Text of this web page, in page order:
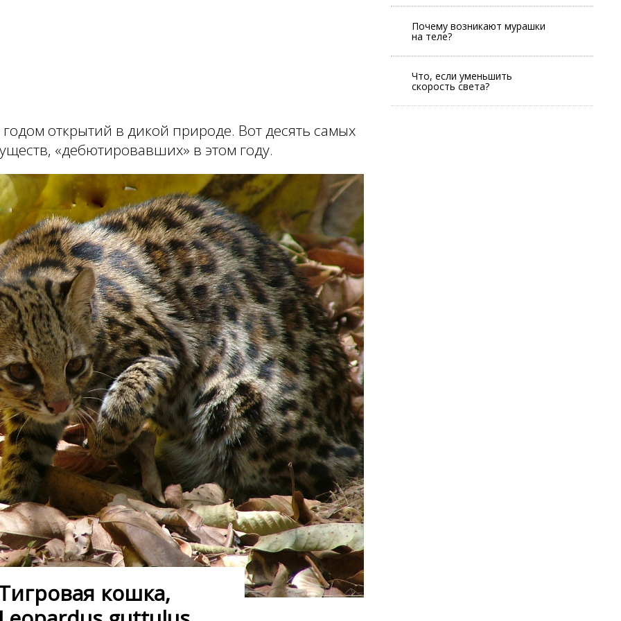
Почему возникают мурашки
на теле?
Что, если уменьшить
скорость света?
годом открытий в дикой природе. Вот десять самых
«дебютировавших» в этом году.
кошка,